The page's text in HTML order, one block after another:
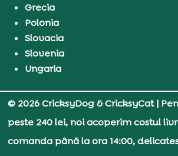
Grecia
Polonia
Slovacia
Slovenia
Ungaria
© 2026 CricksyDog & CricksyCat|
peste 240 lei, noi acoperim costul
comanda până la ora 14:00,